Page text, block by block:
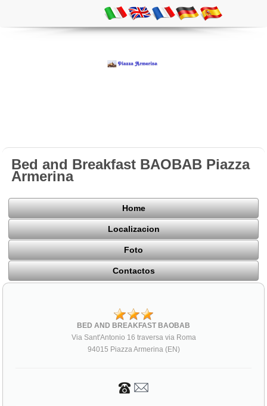
Bed and Breakfast BAOBAB Piazza
Armerina
Home
Localizacion
Foto
Contactos
BED AND BREAKFAST BAOBAB
Via Sant'Antonio 16 traversa via Roma
94015 Piazza Armerina (EN)